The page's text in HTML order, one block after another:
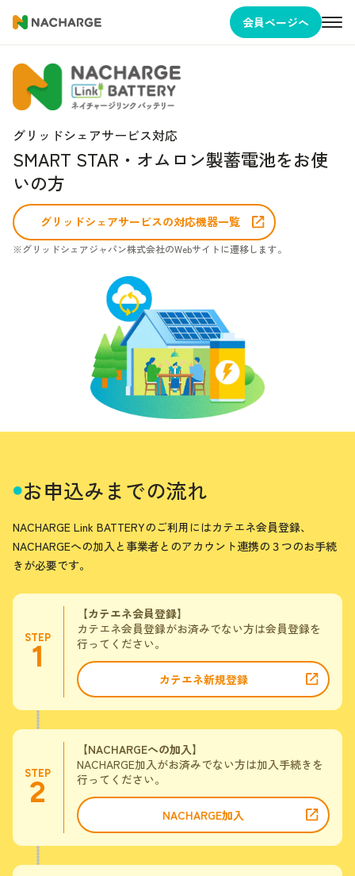
会員ページへ
グリッドシェアサービス対応
SMART STAR・オムロン製蓄電池をお使
いの方
グリッドシェアサービスの対応機器一覧
※グリッドシェアジャパン株式会社のWebサイトに遷移します。
●お申込みまでの流れ
NACHARGE Link BATTERYのご利用にはカテエネ会員登録、
NACHARGEへの加入と 事業者とのアカウント連携の３つのお手続
きが必要です。
STEP
1
【カテエネ会員登録】
カテエネ会員登録がお済みでない方は会員登録を
行ってください。
カテエネ新規登録
STEP
2
【NACHARGEへの加入】
NACHARGE加入がお済みでない方は加入手続きを
行ってください。
NACHARGE加入